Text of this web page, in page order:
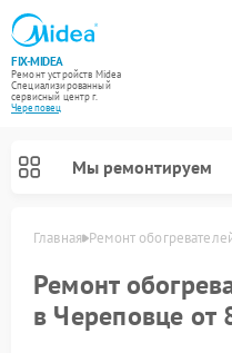
FIX-MIDEA
Ремонт устройств Midea
Специализированный
cервисный центр г.
Череповец
Мы ремонтируем
Главная Ремонт
Ремонт
в Череповце от